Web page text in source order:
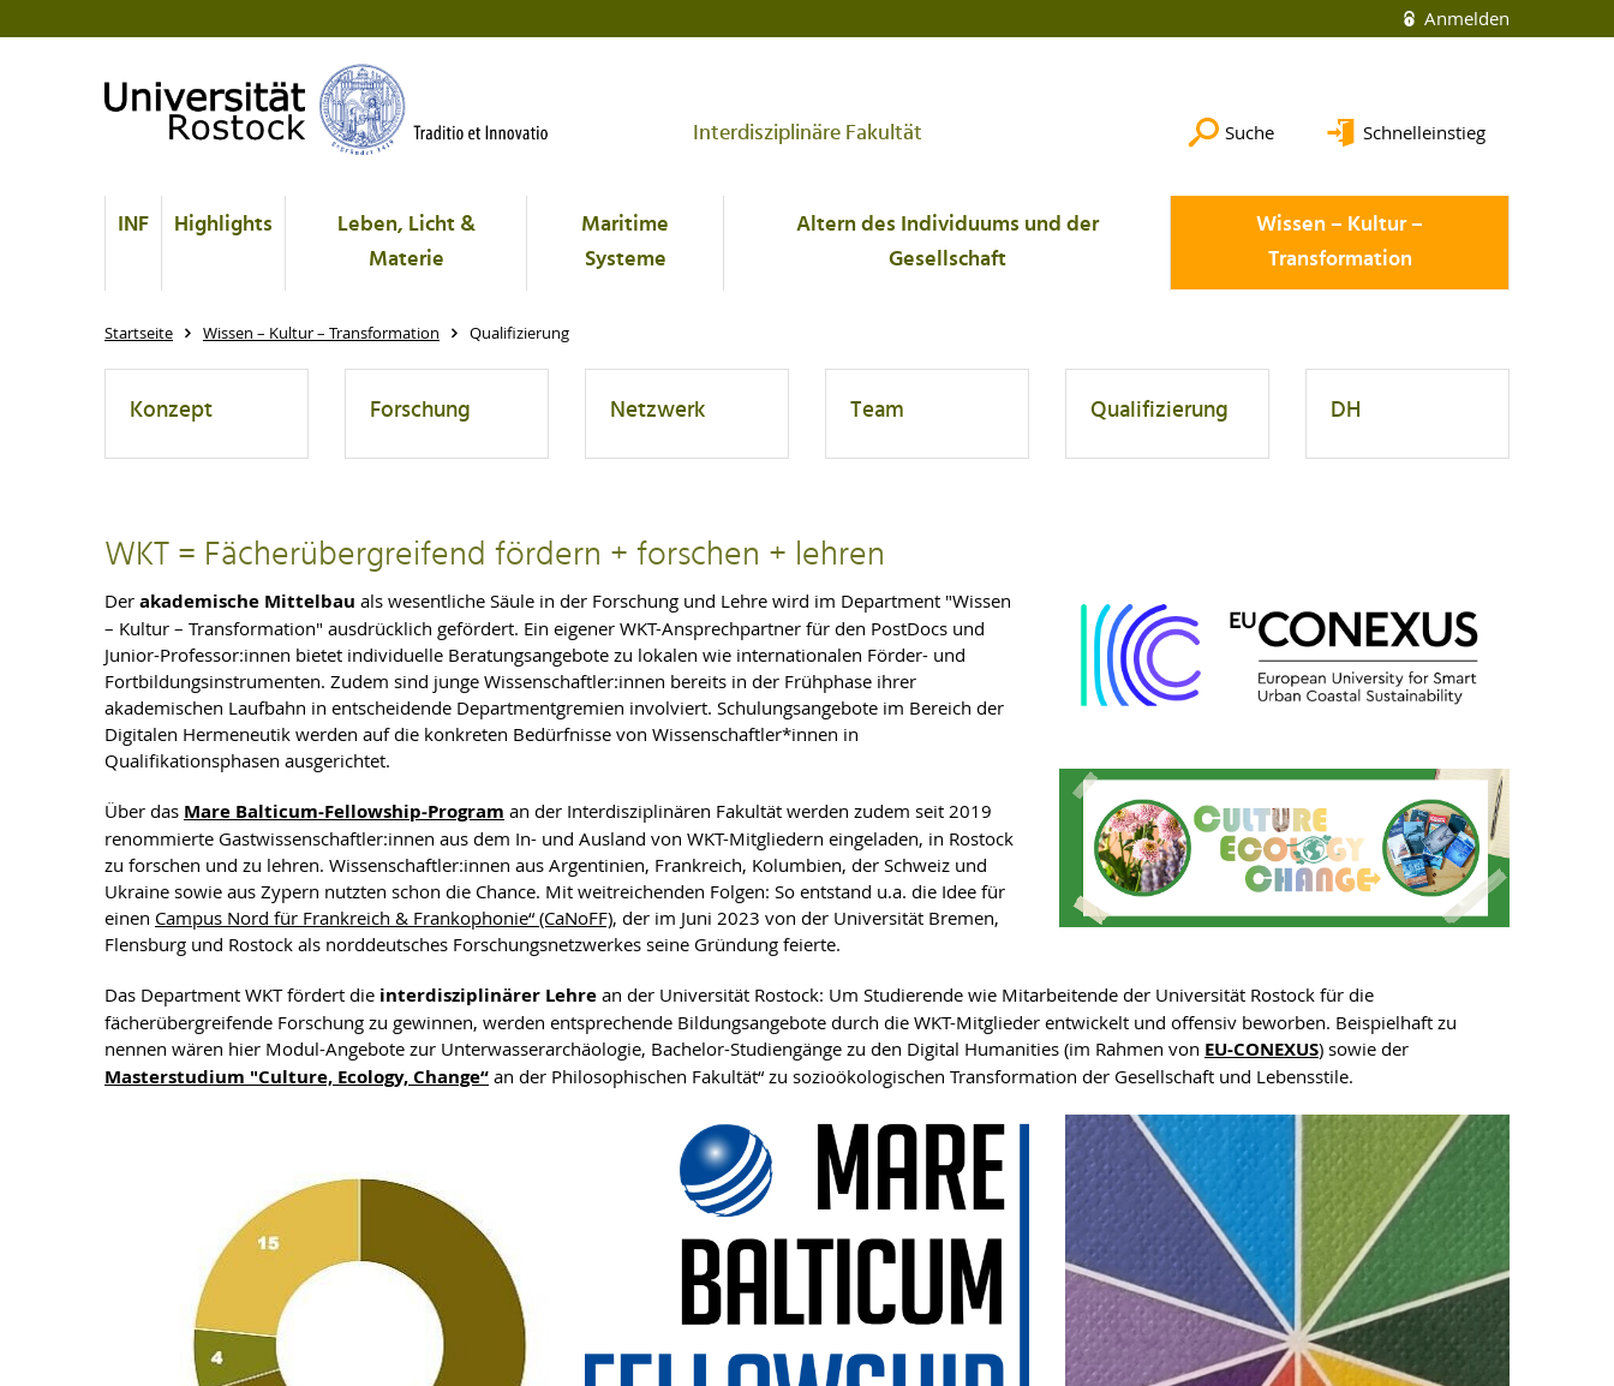
Anmelden
Interdisziplinäre Fakultät Suche Schnelleinstieg
INF Highlights
Leben, Licht &
Materie
Maritime
Systeme
Altern des Individuums und der
Gesellschaft
Wissen – Kultur –
Transformation
Startseite Wissen – Kultur – Transformation Qualifizierung
Konzept Forschung Netzwerk Team Qualifizierung DH
WKT = Fächerübergreifend fördern + forschen + lehren
Der akademische Mittelbau als wesentliche Säule in der Forschung und Lehre wird im Department "Wissen
– Kultur – Transformation" ausdrücklich gefördert. Ein eigener WKT-Ansprechpartner für den PostDocs und
Junior-Professor:innen bietet individuelle Beratungsangebote zu lokalen wie internationalen Förder- und
Fortbildungsinstrumenten. Zudem sind junge Wissenschaftler:innen bereits in der Frühphase ihrer
akademischen Laufbahn in entscheidende Departmentgremien involviert. Schulungsangebote im Bereich der
Digitalen Hermeneutik werden auf die konkreten Bedürfnisse von Wissenschaftler*innen in
Qualifikationsphasen ausgerichtet.
Über das Mare Balticum-Fellowship-Program an der Interdisziplinären Fakultät werden zudem seit 2019
renommierte Gastwissenschaftler:innen aus dem In- und Ausland von WKT-Mitgliedern eingeladen, in Rostock
zu forschen und zu lehren. Wissenschaftler:innen aus Argentinien, Frankreich, Kolumbien, der Schweiz und
Ukraine sowie aus Zypern nutzten schon die Chance. Mit weitreichenden Folgen: So entstand u.a. die Idee für
einen Campus Nord für Frankreich & Frankophonie“ (CaNoFF), der im Juni 2023 von der Universität Bremen,
Flensburg und Rostock als norddeutsches Forschungsnetzwerkes seine Gründung feierte.
Das Department WKT fördert die interdisziplinärer Lehre an der Universität Rostock: Um Studierende wie Mitarbeitende der Universität Rostock für die
fächerübergreifende Forschung zu gewinnen, werden entsprechende Bildungsangebote durch die WKT-Mitglieder entwickelt und offensiv beworben. Beispielhaft zu
nennen wären hier Modul-Angebote zur Unterwasserarchäologie, Bachelor-Studiengänge zu den Digital Humanities (im Rahmen von EU-CONEXUS) sowie der
Masterstudium "Culture, Ecology, Change“ an der Philosophischen Fakultät“ zu sozioökologischen Transformation der Gesellschaft und Lebensstile.